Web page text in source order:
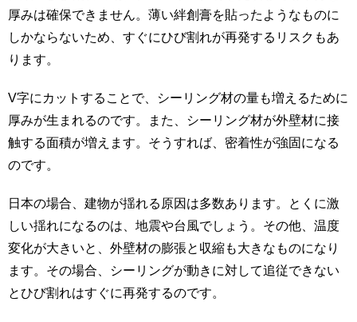
厚みは確保できません。薄い絆創膏を貼ったようなものに
しかならないため、すぐにひび割れが再発するリスクもあ
ります。
V字にカットすることで、シーリング材の量も増えるために
厚みが生まれるのです。また、シーリング材が外壁材に接
触する面積が増えます。そうすれば、密着性が強固になる
のです。
日本の場合、建物が揺れる原因は多数あります。とくに激
しい揺れになるのは、地震や台風でしょう。その他、温度
変化が大きいと、外壁材の膨張と収縮も大きなものになり
ます。その場合、シーリングが動きに対して追従できない
とひび割れはすぐに再発するのです。